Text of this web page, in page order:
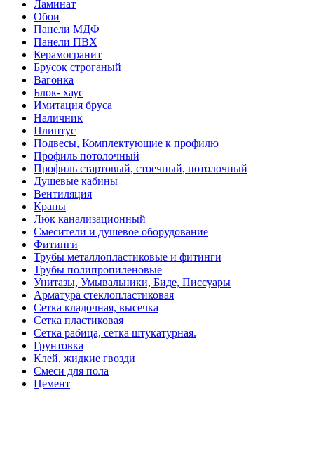
Ламинат
Обои
Панели МДФ
Панели ПВХ
Керамогранит
Брусок строганый
Вагонка
Блок- хаус
Имитация бруса
Наличник
Плинтус
Подвесы, Комплектующие к профилю
Профиль потолочный
Профиль стартовый, стоечный, потолочный
Душевые кабины
Вентиляция
Краны
Люк канализационный
Смесители и душевое оборудование
Фитинги
Трубы металлопластиковые и фитинги
Трубы полипропиленовые
Унитазы, Умывальники, Биде, Писсуары
Арматура стеклопластиковая
Сетка кладочная, высечка
Сетка пластиковая
Сетка рабица, сетка штукатурная.
Грунтовка
Клей, жидкие гвозди
Смеси для пола
Цемент